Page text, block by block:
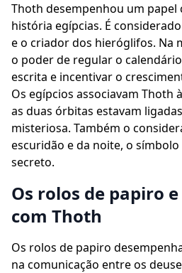
Thoth desempenhou um papel
história egípcias. É
e o criador dos hieróglifos. Na
o poder de regular o
escrita e incentivar o
Os egípcios associavam Thoth
as duas órbitas estavam
misteriosa. Também o
escuridão e da noite, o
secreto.
Os rolos de papiro
com Thoth
Os rolos de papiro
na comunicação entre os